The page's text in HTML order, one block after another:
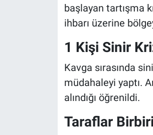
başlayan tartışma
ihbarı üzerine
1 Kişi Sinir
Kavga sırasında
müdahaleyi yaptı.
alındığı öğrenildi.
Taraflar